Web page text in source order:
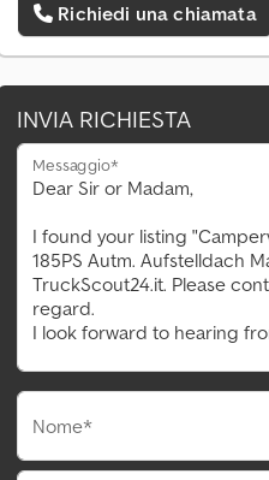
Richiedi una chiamata
INVIA RICHIESTA
Messaggio*
Nome*